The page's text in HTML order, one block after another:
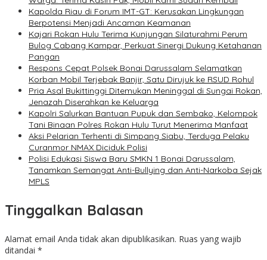
Kapolda Riau di Forum IMT-GT: Kerusakan Lingkungan
Berpotensi Menjadi Ancaman Keamanan
Kajari Rokan Hulu Terima Kunjungan Silaturahmi Perum
Bulog Cabang Kampar, Perkuat Sinergi Dukung Ketahanan
Pangan
Respons Cepat Polsek Bonai Darussalam Selamatkan
Korban Mobil Terjebak Banjir, Satu Dirujuk ke RSUD Rohul
Pria Asal Bukittinggi Ditemukan Meninggal di Sungai Rokan,
Jenazah Diserahkan ke Keluarga
Kapolri Salurkan Bantuan Pupuk dan Sembako, Kelompok
Tani Binaan Polres Rokan Hulu Turut Menerima Manfaat
Aksi Pelarian Terhenti di Simpang Siabu, Terduga Pelaku
Curanmor NMAX Diciduk Polisi
Polisi Edukasi Siswa Baru SMKN 1 Bonai Darussalam,
Tanamkan Semangat Anti-Bullying dan Anti-Narkoba Sejak
MPLS
Tinggalkan Balasan
Alamat email Anda tidak akan dipublikasikan. Ruas yang wajib
ditandai *